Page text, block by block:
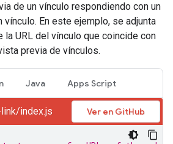
de un vínculo respondiendo con un
vínculo. En este ejemplo, se adjunta
la URL del vínculo que coincide con
previa de vínculos.
Java Apps Script
index.js Ver en GitHub